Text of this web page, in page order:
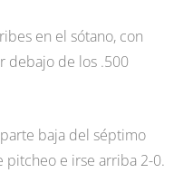
en el sótano, con
debajo de los .500
baja del séptimo
e irse arriba 2-0.